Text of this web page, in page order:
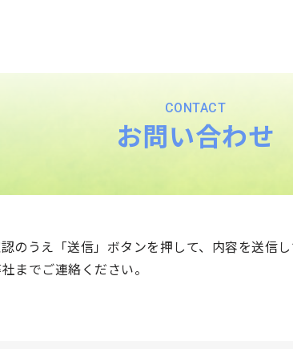
CONTACT
お問い合わせ
のうえ「送信」ボタンを押して、内容を送信
までご連絡ください。